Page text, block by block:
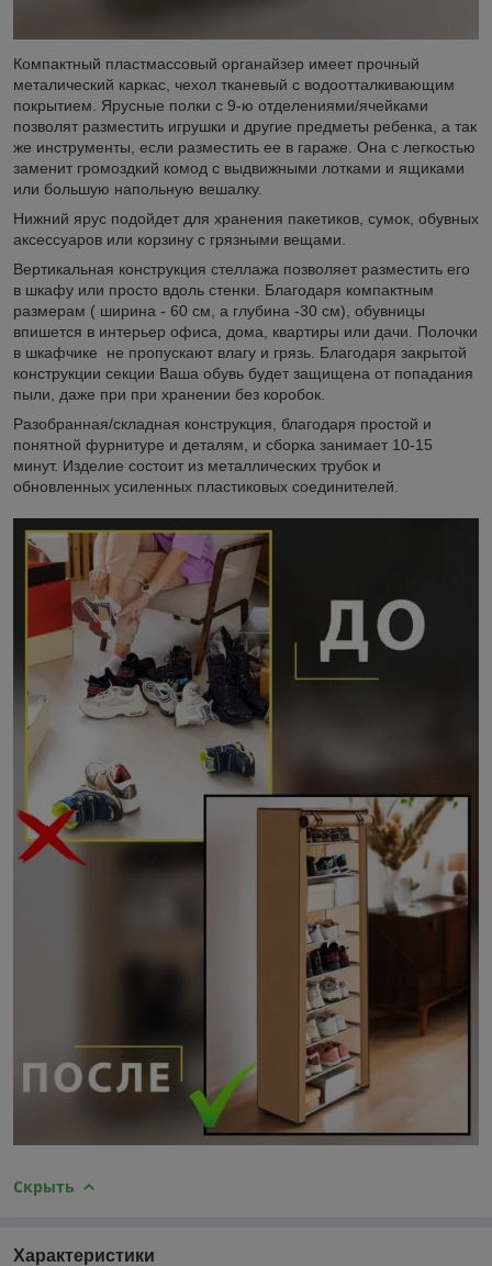
Компактный пластмассовый органайзер имеет прочный
металический каркас, чехол тканевый с водоотталкивающим
покрытием. Ярусные полки с 9-ю отделениями/ячейками
позволят разместить игрушки и другие предметы ребенка, а так
же инструменты, если разместить ее в гараже. Она с легкостью
заменит громоздкий комод с выдвижными лотками и ящиками
или большую напольную вешалку.
Нижний ярус подойдет для хранения пакетиков, сумок, обувных
аксессуаров или корзину с грязными вещами.
Вертикальная конструкция стеллажа позволяет разместить его
в шкафу или просто вдоль стенки. Благодаря компактным
размерам ( ширина - 60 см, а глубина -30 см), обувницы
впишется в интерьер офиса, дома, квартиры или дачи. Полочки
в шкафчике не пропускают влагу и грязь. Благодаря закрытой
конструкции секции Ваша обувь будет защищена от попадания
пыли, даже при при хранении без коробок.
Разобранная/складная конструкция, благодаря простой и
понятной фурнитуре и деталям, и сборка занимает 10-15
минут. Изделие состоит из металлических трубок и
обновленных усиленных пластиковых соединителей.
Скрыть
Характеристики